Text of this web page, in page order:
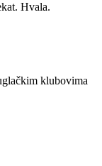
Hvala.
klubovima